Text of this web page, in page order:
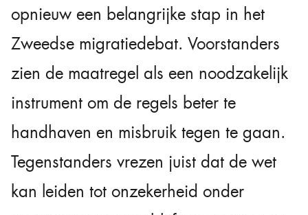
opnieuw een belangrijke stap in het
Zweedse migratiedebat. Voorstanders
zien de maatregel als een noodzakelijk
instrument om de regels beter te
handhaven en misbruik tegen te gaan.
Tegenstanders vrezen juist dat de wet
kan leiden tot onzekerheid onder